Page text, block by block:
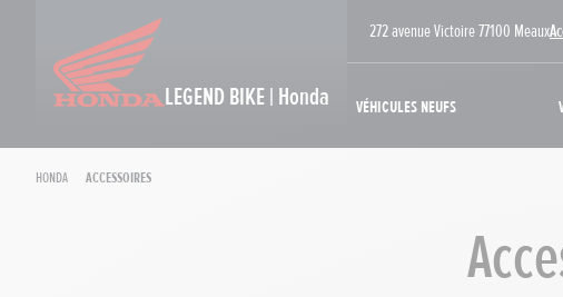
LEGEND BIKE | Honda
272 avenue Victoire 77100 Meaux
Véhicules neufs
Honda Accessoires